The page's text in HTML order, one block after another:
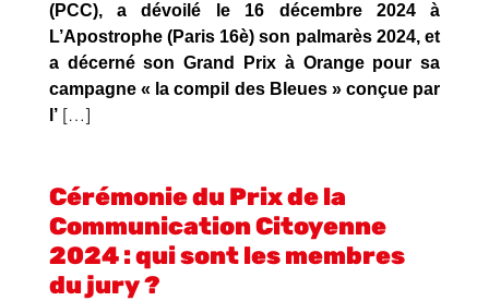
(PCC), a dévoilé le 16 décembre 2024 à
L’Apostrophe (Paris 16è) son palmarès 2024, et
a décerné son Grand Prix à Orangepour sa
campagne « la compil des Bleues »conçue par
l’[…]
Cérémonie du Prix de la
Communication Citoyenne
2024 : qui sont les membres
du jury ?